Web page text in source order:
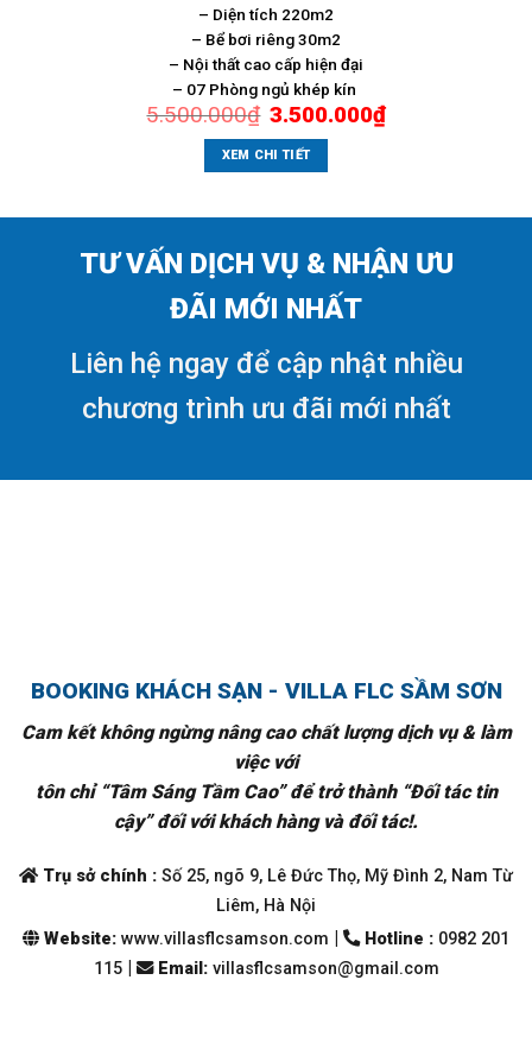
– Diện tích 220m2
– Bể bơi riêng 30m2
– Nội thất cao cấp hiện đại
– 07 Phòng ngủ khép kín
5.500.000₫ Giá
gốc
là:
5.500.000₫.
3.500.000₫Giá
hiện
XEM CHI TIẾT
TƯ VẤN DỊCH VỤ & NHẬN ƯU
ĐÃI MỚI NHẤT
Liên hệ ngay để cập nhật nhiều
chương trình ưu đãi mới nhất
BOOKING KHÁCH SẠN - VILLA FLC SẦM SƠN
Cam kết không ngừng nâng cao chất lượng dịch vụ & làm
việc với
tôn chỉ “Tâm Sáng Tầm Cao” để trở thành “Đối tác tin
cậy” đối với khách hàng và đối tác!.
Trụ sở chính : Số 25, ngõ 9, Lê Đức Thọ, Mỹ Đình 2, Nam Từ
Liêm, Hà Nội
Website: www.villasflcsamson.com Hotline : 0982 201
115
Email:villasflcsamson@gmail.com